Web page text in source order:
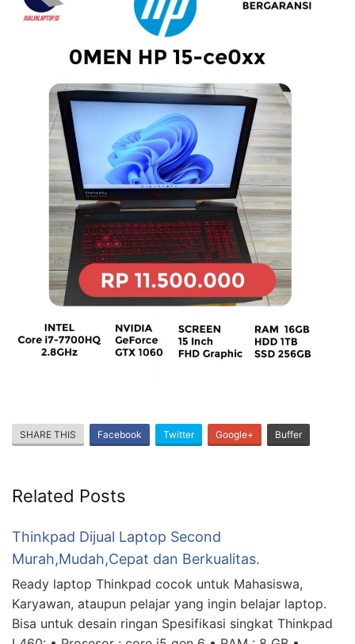
SHARE THIS Facebook Twitter Google+ Buffer
Related Posts
Thinkpad Dijual Laptop Second
Murah,Mudah,Cepat dan Berkualitas.
Ready laptop Thinkpad cocok untuk Mahasiswa,
Karyawan, ataupun pelajar yang ingin belajar laptop.
Bisa untuk desain ringan Spesifikasi singkat Thinkpad